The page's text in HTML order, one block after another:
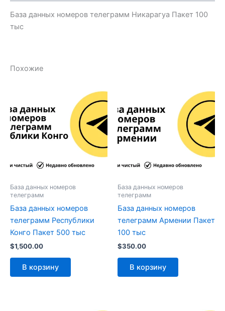
База данных номеров телеграмм Никарагуа Пакет 100
тыс
Похожие
База данных номеров
телеграмм
База данных номеров
телеграмм Республики
Конго Пакет 500 тыс
$1,500.00
В корзину
База данных номеров
телеграмм
База данных номеров
телеграмм Армении Пакет
100 тыс
$350.00
В корзину